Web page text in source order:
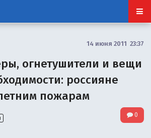
14 июня 2011 23:37
огнетушители и вещи
россияне
пожарам
0